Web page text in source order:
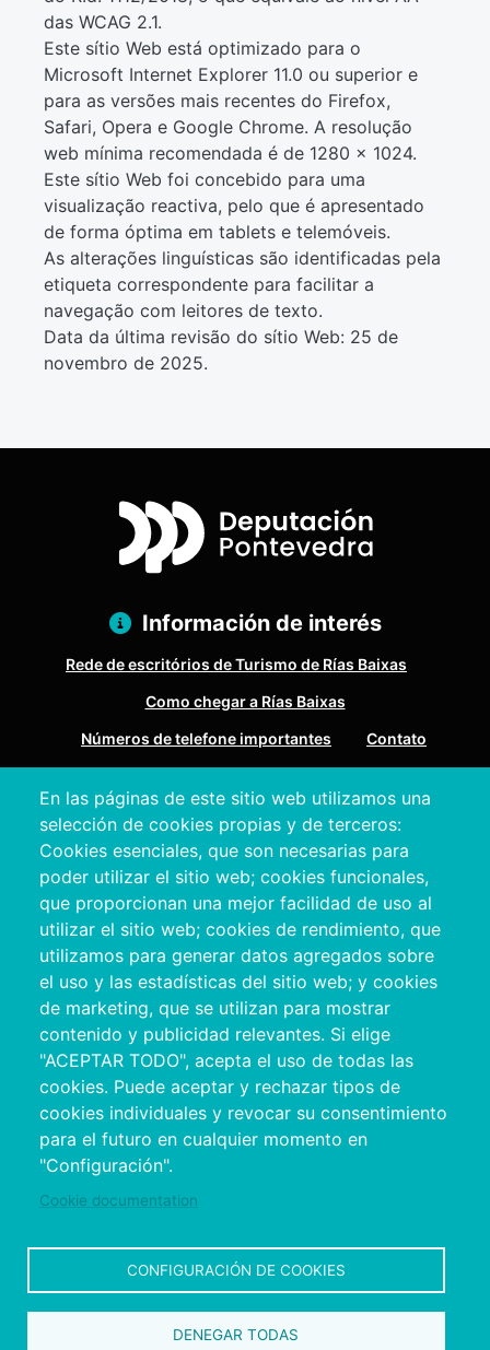
das WCAG 2.1.
Este sítio Web está optimizado para o
Microsoft Internet Explorer 11.0 ou superior e
para as versões mais recentes do Firefox,
Safari, Opera e Google Chrome. A resolução
web mínima recomendada é de 1280 x 1024.
Este sítio Web foi concebido para uma
visualização reactiva, pelo que é apresentado
de forma óptima em tablets e telemóveis.
As alterações linguísticas são identificadas pela
etiqueta correspondente para facilitar a
navegação com leitores de texto.
Data da última revisão do sítio Web: 25 de
novembro de 2025.
En las páginas de este sitio web utilizamos una
selección de cookies propias y de terceros:
Cookies esenciales, que son necesarias para
poder utilizar el sitio web; cookies funcionales,
que proporcionan una mejor facilidad de uso al
utilizar el sitio web; cookies de rendimiento, que
utilizamos para generar datos agregados sobre
el uso y las estadísticas del sitio web; y cookies
de marketing, que se utilizan para mostrar
contenido y publicidad relevantes. Si elige
"ACEPTAR TODO", acepta el uso de todas las
cookies. Puede aceptar y rechazar tipos de
cookies individuales y revocar su consentimiento
para el futuro en cualquier momento en
"Configuración".
Cookie documentation
CONFIGURACIÓN DE COOKIES
DENEGAR TODAS
Información de interés
Rede de escritórios de Turismo de Rías Baixas
Como chegar a Rías Baixas
Números de telefone importantes
Contato
Pazo Deputación Provincial. Avda. Montero Ríos, s/n - 36071
Pontevedra
+34 986 804 100 | +34 986 804 124
Copyright © 2026. Conselho Provincial de
Pontevedra.
Todos os direitos reservados